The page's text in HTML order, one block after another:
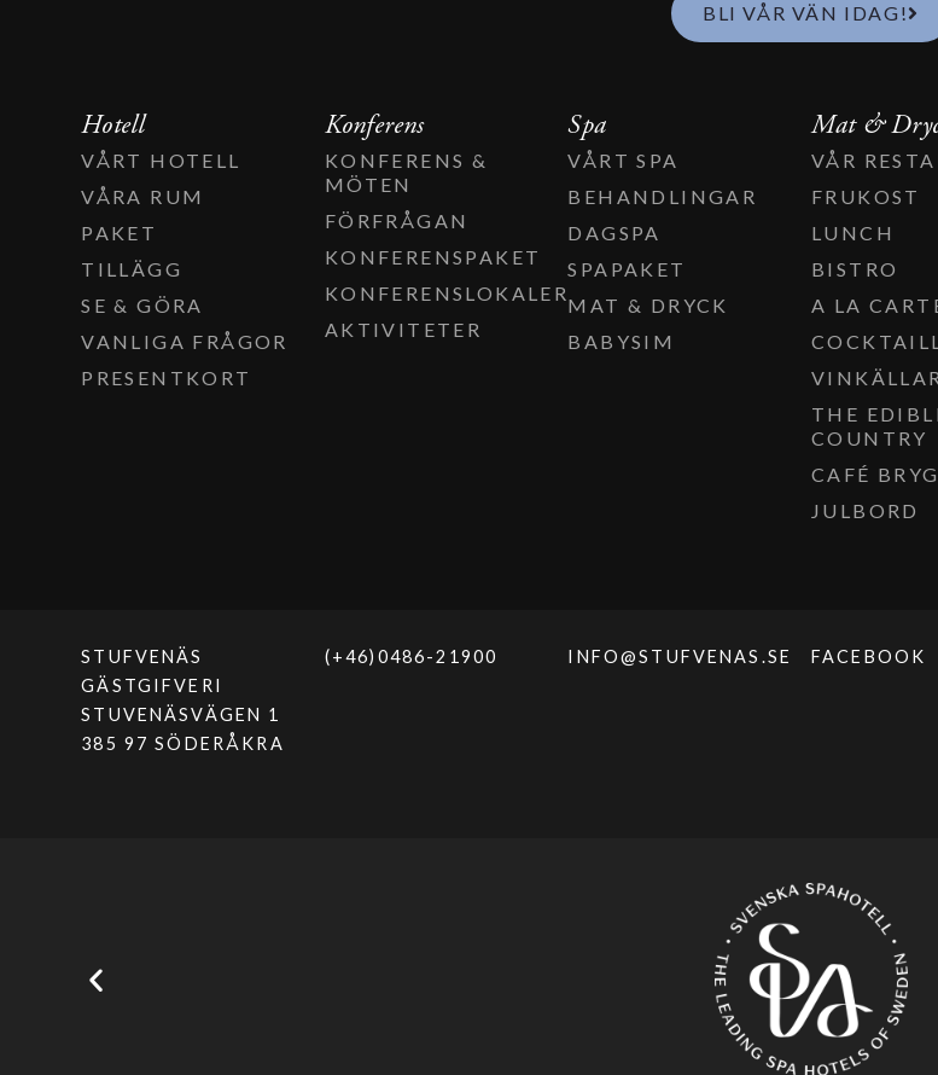
BLI VÅR VÄN IDAG!
Hotell
VÅRT HOTELL
VÅRA RUM
PAKET
TILLÄGG
SE & GÖRA
VANLIGA FRÅGOR
PRESENTKORT
Konferens
KONFERENS &
MÖTEN
FÖRFRÅGAN
KONFERENSPAKET
KONFERENSLOKALER
AKTIVITETER
Spa
VÅRT SPA
BEHANDLINGAR
DAGSPA
SPAPAKET
MAT & DRYCK
BABYSIM
Mat &
VÅR
FRUKOST
LUNCH
BISTRO
A LA
THE
COUNTRY
CAFÉ
JULBORD
STUFVENÄS
GÄSTGIFVERI
STUVENÄSVÄGEN 1
385 97 SÖDERÅKRA
(+46)0486-21900 INFO@STUFVENAS.SE FACEBOOK